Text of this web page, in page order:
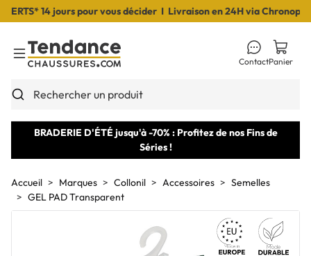
14 jours pour vous décider I Livraison en 24H via Chronopost*
Toggle Menu
Rechercher un produit
ContactPanier
BRADERIE D'ÉTÉ jusqu'à -70% : Profitez de nos Fins de
Séries !
Accueil Marques Collonil Accessoires
Semelles
GEL PAD Transparent